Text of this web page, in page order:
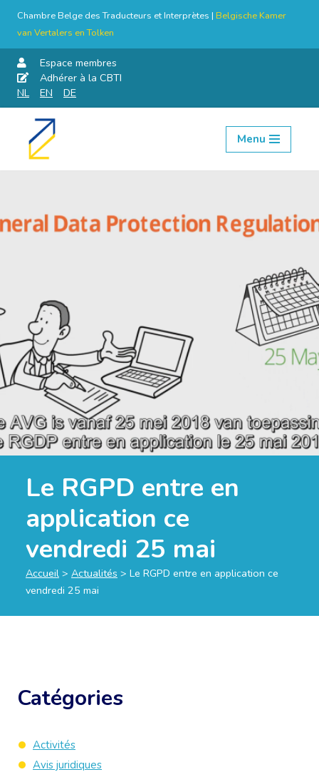
Chambre Belge des Traducteurs et Interprètes | Belgische Kamer
van Vertalers en Tolken
Espace membres
Adhérer à la CBTI
NL
EN DE
Aller
Menu
Le RGPD entre en
application ce
vendredi 25 mai
Accueil > Actualités > Le RGPD entre en application ce
vendredi 25 mai
Catégories
Activités
Avis juridiques